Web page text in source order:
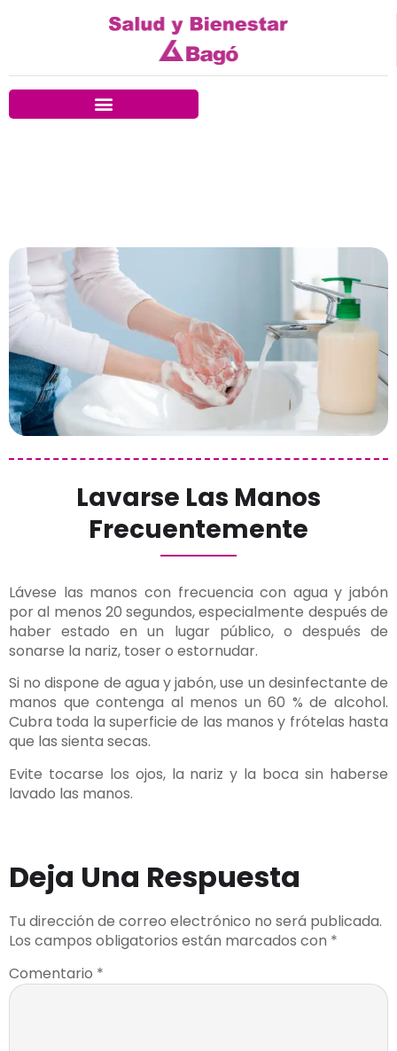
Lavarse Las Manos
Frecuentemente
Lávese las manos con frecuencia con agua y jabón
por al menos 20 segundos, especialmente después de
haber estado en un lugar público, o después de
sonarse la nariz, toser o estornudar.
Si no dispone de agua y jabón, use un desinfectante de
manos que contenga al menos un 60 % de alcohol.
Cubra toda la superficie de las manos y frótelas hasta
que las sienta secas.
Evite tocarse los ojos, la nariz y la boca sin haberse
lavado las manos.
Deja Una Respuesta
Tu dirección de correo electrónico no será publicada.
Los campos obligatorios están marcados con *
Comentario *